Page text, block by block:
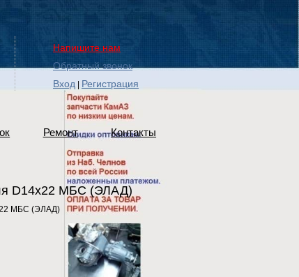
Напишите нам
Обратный звонок
Вход | Регистрация
Ремонт Контакты
D14х22 МБС (ЭЛАД)
МБС (ЭЛАД)